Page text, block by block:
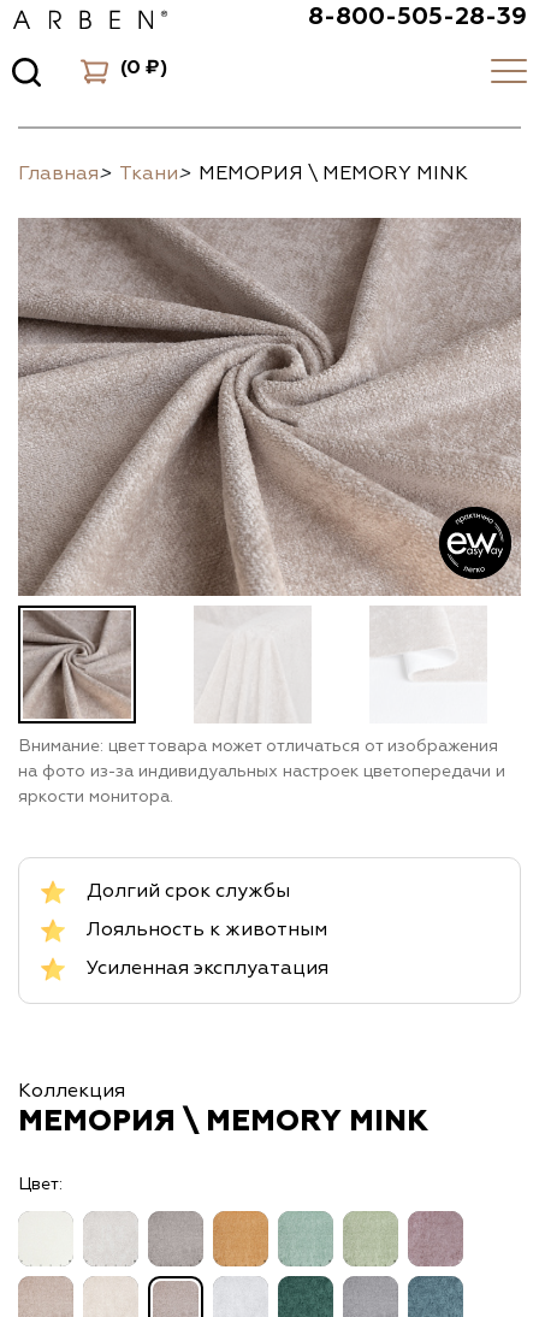
8-800-505-28-39
(0 ₽)
Главная> Ткани> МЕМОРИЯ \ MEMORY MINK
Внимание: цвет товара может отличаться от изображения
на фото из-за индивидуальных настроек цветопередачи и
яркости монитора.
Долгий срок службы
Лояльность к животным
Усиленная эксплуатация
Коллекция
МЕМОРИЯ \ MEMORY MINK
Цвет: